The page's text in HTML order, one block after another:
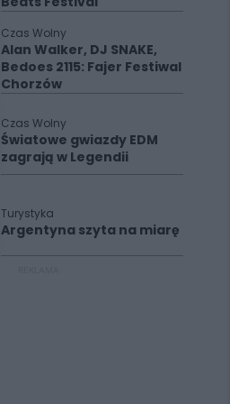
Czas Wolny
Alan Walker, DJ SNAKE,
Bedoes 2115: Fajer Festiwal
Chorzów
Czas Wolny
Światowe gwiazdy EDM
zagrają w Legendii
Turystyka
Argentyna szyta na miarę